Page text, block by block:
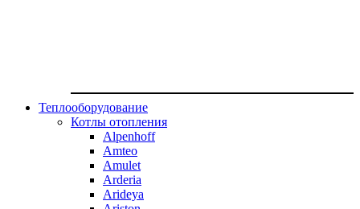
Теплооборудование
Котлы отопления
Alpenhoff
Amteo
Amulet
Arderia
Arideya